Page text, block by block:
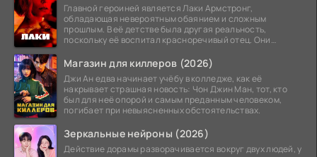
Главной героиней является Лаки Армстронг,
обладающая невероятным обаянием и сложным
прошлым. В её детстве была другая реальность,
поскольку её воспитал красноречивый отец. Они
Магазин для киллеров (2026)
Джи Ан едва начинает учёбу в колледже, как её
накрывает страшная новость: Чон Джин Ман, тот, кто
был для неё опорой и самым преданным человеком,
погибает при невыясненных обстоятельствах.
Зеркальные нейроны (2026)
Действие дорамы разворачивается вокруг двух людей, у